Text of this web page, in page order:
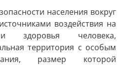
населения вокруг
воздействия на
здоровья человека,
территория с особым
размер которой